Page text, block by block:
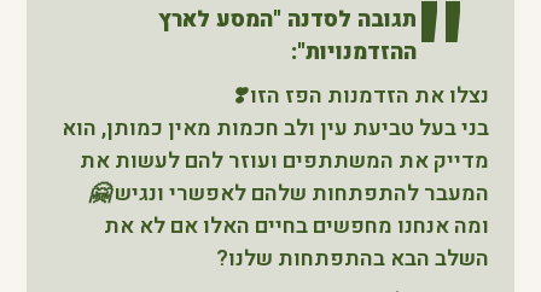
תגובה לסדנה "המסע לארץ
ההזדמנויות":
נצלו את הזדמנות הפז הזו ❣️
בני בעל טביעת עין ולב חכמות מאין כמותן, הוא
מדייק את המשתתפים ועוזר להם לעשות את
המעבר להתפתחות שלהם לאפשרי ונגיש 🤗
ומה אנחנו מחפשים בחיים האלו אם לא את
השלב הבא בהתפתחות שלנו?